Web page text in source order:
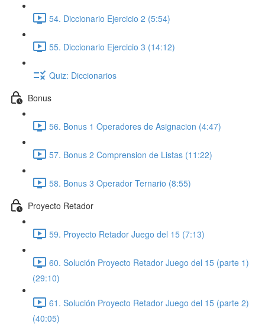
54. Diccionario Ejercicio 2 (5:54)
55. Diccionario Ejercicio 3 (14:12)
Quiz: Diccionarios
Bonus
56. Bonus 1 Operadores de Asignacion (4:47)
57. Bonus 2 Comprension de Listas (11:22)
58. Bonus 3 Operador Ternario (8:55)
Proyecto Retador
59. Proyecto Retador Juego del 15 (7:13)
60. Solución Proyecto Retador Juego del 15 (parte 1)
(29:10)
61. Solución Proyecto Retador Juego del 15 (parte 2)
(40:05)